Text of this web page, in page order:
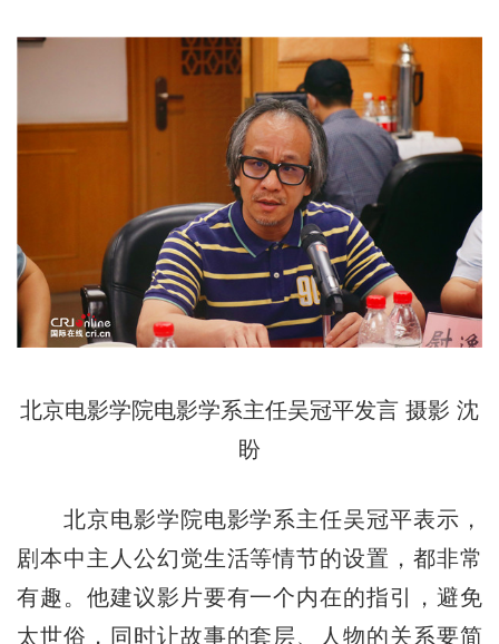
北京电影学院电影学系主任吴冠平发言 摄影 沈
盼
北京电影学院电影学系主任吴冠平表示，
剧本中主人公幻觉生活等情节的设置，都非常
有趣。他建议影片要有一个内在的指引，避免
太世俗，同时让故事的套层、人物的关系要简